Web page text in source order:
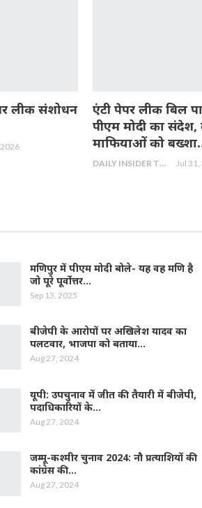
लीक संशोधन
एंटी पेपर लीक बिल
पीएम मोदी का संदेश,
माफियाओं को
DAILY INSIDER TEAM Jul
मणिपुर में पीएम मोदी बोले- यह वह मणि है
जो पूरे पूर्वोत्तर…
Sep 13, 2025
बीजेपी के आरोपों पर अखिलेश यादव का
पलटवार, भाजपा को बताया…
Aug 27, 2024
यूपी: उपचुनाव में जीत की तैयारी में बीजेपी,
पदाधिकारियों के…
Aug 27, 2024
जम्‍मू-कश्‍मीर चुनाव 2024: नौ प्रत्‍याशियों की
कांग्रेस की…
Aug 27, 2024